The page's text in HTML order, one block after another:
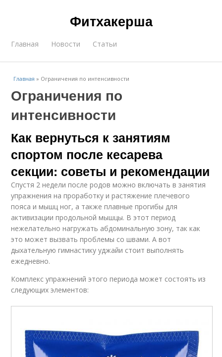
Фитхакерша
Главная Новости Статьи
Главная » Ограничения по интенсивности
Ограничения по
интенсивности
Как вернуться к занятиям
спортом после кесарева
секции: советы и рекомендации
Спустя 2 недели после родов можно включать в занятия
упражнения на проработку и растяжение плечевого
пояса и мышц ног, а также плавные прогибы для
активизации продольной мышцы. В этот период
нежелательно нагружать абдоминальную зону, так как
это может вызвать проблемы со швами. А вот
дыхательную гимнастику уджайи стоит выполнять
ежедневно.
Комплекс упражнений этого периода может состоять из
следующих элементов: